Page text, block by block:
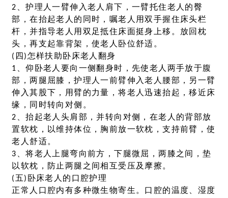
2、护理人一臂伸入老人肩下，一臂托住老人的臀
部，在抬起老人的同时，嘱老人用双手握住床头栏
杆，并指导老人用双足抵住床面挺身上移。放回枕
头，再支起靠背架，使老人卧位舒适。
(四)怎样扶助卧床老人翻身
1、仰卧老人要向一侧翻身时，先使老人两手放于腹
部，两腿屈膝，护理人一前臂伸入老人腰部，另一臂
伸入其股下，用臂的力量，将老人迅速抬起，移近床
缘，同时转向对侧。
2、抬起老人头肩部，并转向对侧，在老人的背部放
置软枕，以维持体位，胸前放一软枕，支持前臂，使
老人舒适。
3、将老人上腿弯向前方，下腿微屈，两膝之间，垫
以软枕，防止两腿之间相互受压及摩擦。
(五)卧床老人的口腔护理
正常人口腔内有多种微生物寄生。口腔的温度、湿度